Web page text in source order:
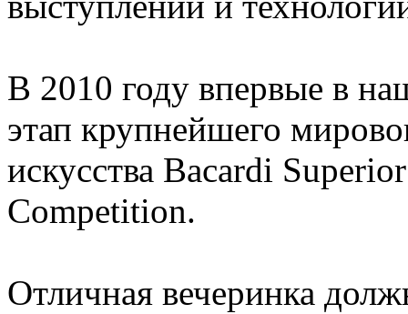
В 2010 году впервые в
этап крупнейшего
искусства Bacardi
Competition.
Отличная вечеринка